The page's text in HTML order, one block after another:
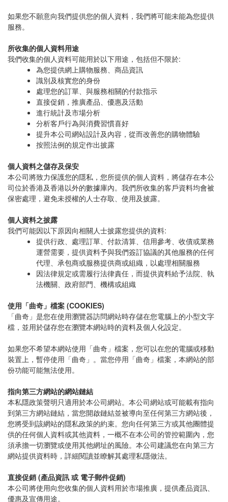
如果您不願意向我們提供您的個人資料，我們將可能未能為您提供
服務。
所收集的個人資料用途
我們收集的個人資料可能用於以下用途，包括但不限於:
為您提供網上購物服務、商品資訊
識別及核實您的身份
處理您的訂單、與服務相關的付款指示
直接促銷，推廣產品、優惠及活動
進行統計及市場分析
分析客戶行為與消費習慣喜好
提升本公司網站設計及內容，從而改善您的購物體驗
按照法例的規定作出披露
個人資料之儲存及保安
本公司將致力保護您的隱私，您所提供的個人資料，將儲存在本公
司位於香港及香港以外的數據庫內。我們所收集的客戶資料均會被
保密處理，避免未授權的人士存取、使用及披露。
個人資料之披露
我們可能因以下原因向相關人士披露您提供的資料:
提供行政、處理訂單、付款清算、信用參考、收債或業務
運營需要，提供資料予與我們簽訂協議的其他服務的任何
代理、承包商或服務提供商或組織，以處理相關服務
因法律規定或需履行法律責任，而提供資料給予法院、執
法機關、政府部門、機構或組織
使用「曲奇」檔案 (COOKIES)
「曲奇」是您在使用瀏覽器訪問網站時存儲在您電腦上的小型文字
檔，並用於儲存您在瀏覽本網站時的資料及個人化設定。
如果您不希望本網站使用「曲奇」檔案，您可以在您的電腦或移動
裝置上，暫停使用「曲奇」。當您停用「曲奇」檔案，本網站的部
份功能可能無法使用。
指向第三方網站的網站鏈結
本私隱政策聲明只適用於本公司網站。本公司網站或可能載有指向
到第三方網站鏈結，當您開啟鏈結並被導向至任何第三方網站後，
您將受到該網站的隱私政策的約束。您向任何第三方或其他團體提
供的任何個人資料或其他資料，一概不在本公司的管控範圍內，您
須承擔一切瀏覽或使用其他網址的風險。本公司建議您在向第三方
網站提供資料時，詳細閱讀並瞭解其處理私隱做法。
直接促銷 (產品資訊 或 電子郵件促銷)
本公司將使用向您收集的個人資料用於市場推廣，提供產品資訊、
優惠及宣傳用途。